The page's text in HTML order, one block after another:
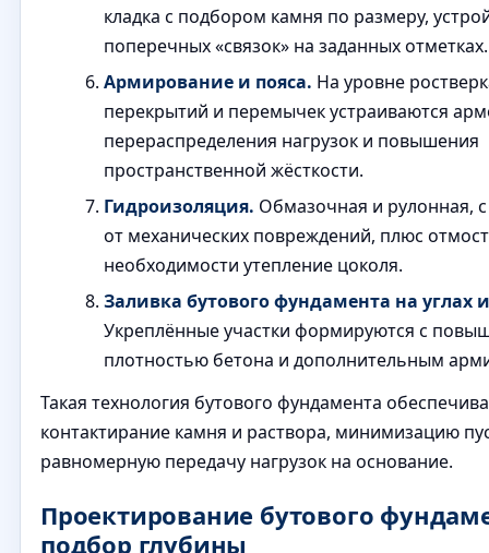
кладка с подбором камня по размеру,
поперечных «связок» на заданных отметках.
Армирование и пояса. На уровне
перекрытий и перемычек устраиваются
перераспределения нагрузок и повышения
пространственной жёсткости.
Гидроизоляция. Обмазочная и рулонная,
от механических повреждений, плюс
необходимости утепление цоколя.
Заливка бутового фундамента на углах
Укреплённые участки формируются с
плотностью бетона и дополнительным
Такая технология бутового фундамента
контактирание камня и раствора, минимизацию
равномерную передачу нагрузок на основание.
Проектирование бутового
подбор глубины